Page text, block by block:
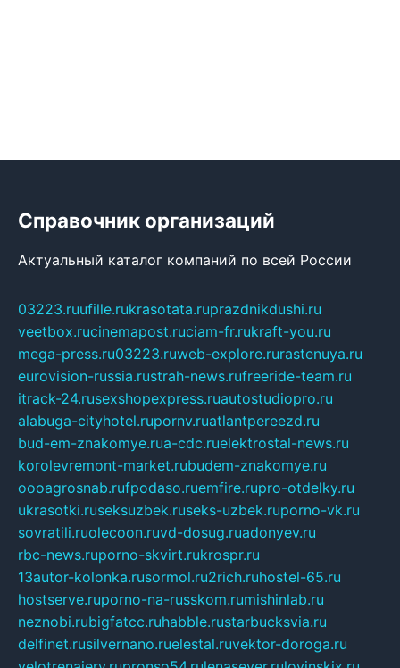
Справочник организаций
Актуальный каталог компаний по всей России
03223.ruufille.rukrasotata.ruprazdnikdushi.ru
veetbox.rucinemapost.ruciam-fr.rukraft-you.ru
mega-press.ru03223.ruweb-explore.rurastenuya.ru
eurovision-russia.rustrah-news.rufreeride-team.ru
itrack-24.rusexshopexpress.ruautostudiopro.ru
alabuga-cityhotel.rupornv.ruatlantpereezd.ru
bud-em-znakomye.rua-cdc.ruelektrostal-news.ru
korolevremont-market.rubudem-znakomye.ru
oooagrosnab.rufpodaso.ruemfire.rupro-otdelky.ru
ukrasotki.ruseksuzbek.ruseks-uzbek.ruporno-vk.ru
sovratili.ruolecoon.ruvd-dosug.ruadonyev.ru
rbc-news.ruporno-skvirt.rukrospr.ru
13autor-kolonka.rusormol.ru2rich.ruhostel-65.ru
hostserve.ruporno-na-russkom.rumishinlab.ru
neznobi.rubigfatcc.ruhabble.rustarbucksvia.ru
delfinet.rusilvernano.ruelestal.ruvektor-doroga.ru